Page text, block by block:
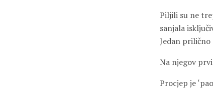
Piljili su ne
sanjala
Jedan
Na njegov
Procjep je